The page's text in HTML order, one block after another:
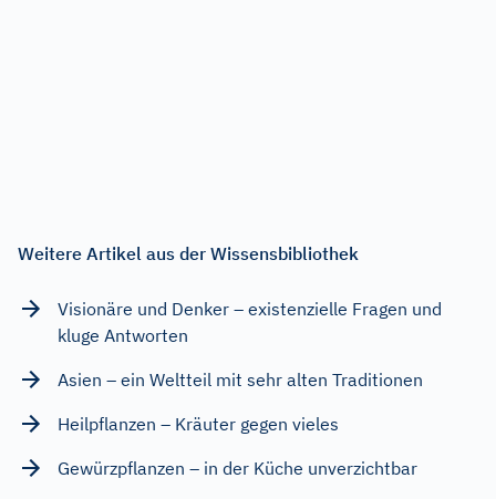
Weitere Artikel aus der Wissensbibliothek
Visionäre und Denker – existenzielle Fragen und
kluge Antworten
Asien – ein Weltteil mit sehr alten Traditionen
Heilpflanzen – Kräuter gegen vieles
Gewürzpflanzen – in der Küche unverzichtbar